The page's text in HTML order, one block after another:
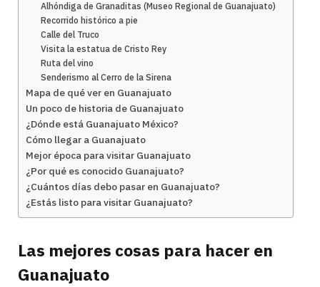
Alhóndiga de Granaditas (Museo Regional de Guanajuato)
Recorrido histórico a pie
Calle del Truco
Visita la estatua de Cristo Rey
Ruta del vino
Senderismo al Cerro de la Sirena
Mapa de qué ver en Guanajuato
Un poco de historia de Guanajuato
¿Dónde está Guanajuato México?
Cómo llegar a Guanajuato
Mejor época para visitar Guanajuato
¿Por qué es conocido Guanajuato?
¿Cuántos días debo pasar en Guanajuato?
¿Estás listo para visitar Guanajuato?
Las mejores cosas para hacer en
Guanajuato